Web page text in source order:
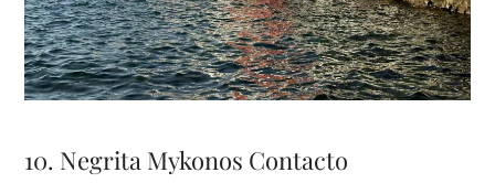
10. Negrita Mykonos Contacto